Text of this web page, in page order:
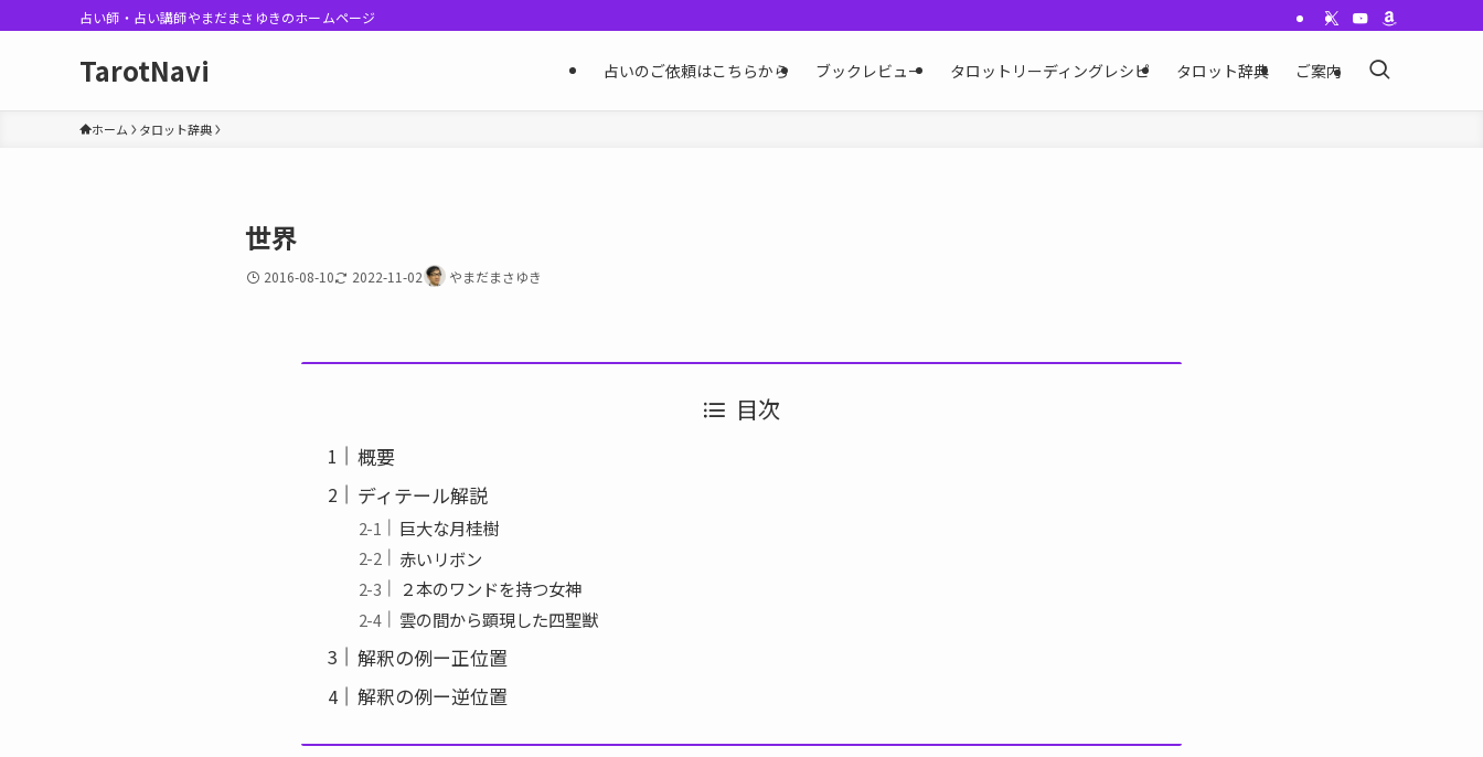
占い師・占い講師やまだまさゆきのホームページ
TarotNavi 占いのご依頼はこちらから ブックレビュー タロットリーディングレシピ タロット辞典 ご案内
ホーム タロット辞典
世界
2016-08-10 2022-11-02 やまだまさゆき
目次
概要
ディテール解説
巨大な月桂樹
赤いリボン
２本のワンドを持つ女神
雲の間から顕現した四聖獣
解釈の例ー正位置
解釈の例ー逆位置